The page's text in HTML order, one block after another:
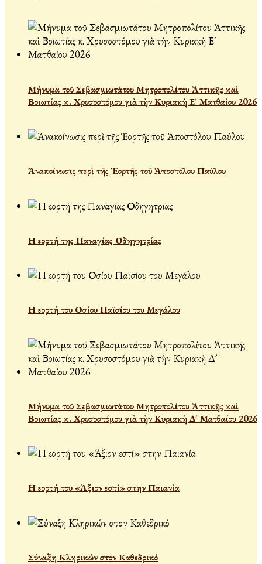
Μήνυμα τοῦ Σεβασμιωτάτου Μητροπολίτου Ἀττικῆς καὶ
Βοιωτίας κ. Χρυσοστόμου γιὰ τὴν Κυριακὴ Ε´ Ματθαίου 2026
Ἀνακοίνωσις περὶ τῆς Ἑορτῆς τοῦ Ἀποστόλου Παύλου
Η εορτή της Παναγίας Οδηγητρίας
Η εορτή του Οσίου Παϊσίου του Μεγάλου
Μήνυμα τοῦ Σεβασμιωτάτου Μητροπολίτου Ἀττικῆς καὶ
Βοιωτίας κ. Χρυσοστόμου γιὰ τὴν Κυριακὴ Δ´ Ματθαίου 2026
Η εορτή του «Άξιον εστί» στην Παιανία
Σύναξη Κληρικών στον Καθεδρικό